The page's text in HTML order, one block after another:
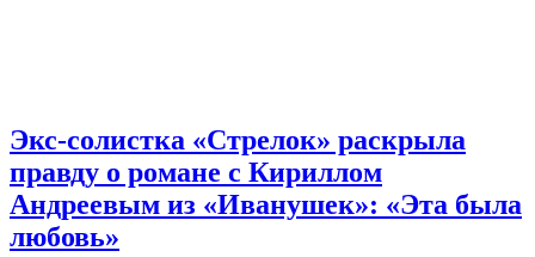
Экс-солистка «Стрелок» раскрыла
правду о романе с Кириллом
Андреевым из «Иванушек»: «Эта была
любовь»